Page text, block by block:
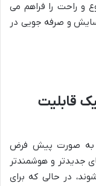
و راحت را فراهم می
و صرفه جویی در
قابلیت
به صورت پیش فرض
جدیدتر و هوشمندتر
در حالی که برای